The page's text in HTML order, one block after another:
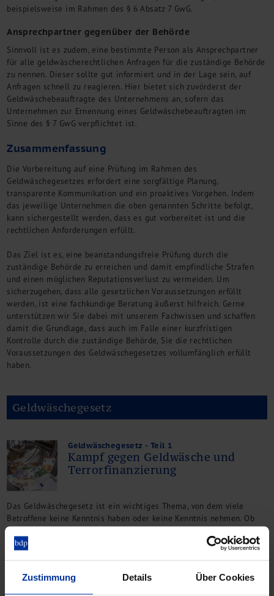
Zustimmung Details Über Cookies
beispielsweise im Rahmen des § 6 Absatz 7 GwG.
Ansprechpartner gegenüber der Behörde
Sinnvoll ist es zudem, eine bestimmte Person als Ansprechpartner
für alle geldwäscherechtlichen Anfragen für die zuständige Behörde
zu nennen. Dieser sollte gut informiert und in der Lage sein, auf
Anfragen schnell zu reagieren. Hier bietet sich zuvörderst der
Geldwäschebeauftragte des Unternehmens an, sofern das
Unternehmen zur Ernennung eines Geldwäschebeauftragten im
Sinne des § 7 GwG verpflichtet ist.
Zusammenfassung
Die Vorbereitung auf eine Prüfung im Rahmen des
Geldwäschegesetzes erfordert eine sorgfältige Planung,
transparente Kommunikation und ein proaktives Vorgehen. Indem
das jeweilige Unternehmen die oben genannten Schritte befolgt,
kann sichergestellt werden, dass es gut vorbereitet ist und die
rechtlichen Anforderungen erfüllt.
Das Ziel ist es, eine beanstandungsfreie Prüfung durch die
zuständige Behörde zu erreichen und damit empfindliche Strafen
und einen möglichen Reputationsverlust zu vermeiden. Um
sicherzugehen, dass alle gesetzlichen Voraussetzungen erfüllt
werden, ist eine fachkundige Beratung äußerst hilfreich. Gerne
unterstützen wir Sie dabei mit unserem Fachwissen und schaffen
damit die Grundlage, dass auch im Falle einer kurzfristigen
Kontrolle durch die zuständige Behörde, Sie die rechtlichen
Voraussetzungen des Geldwäschegesetzes vollumfänglich erfüllt
haben.
Geldwäschegesetz
Geldwäschegesetz - Teil 1
Kampf gegen Geldwäsche und
Terrorfinanzierung
Das Geldwäschegesetz ist ein wichtiges Thema, von dem viele
Betroffene keine Kenntnis haben oder keine Kenntnis nehmen. Ob
das auch für Sie zutrifft, erläutern wir in unserer mehrteiligen
Artikelreihe.